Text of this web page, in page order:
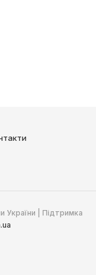
України | Підтримка